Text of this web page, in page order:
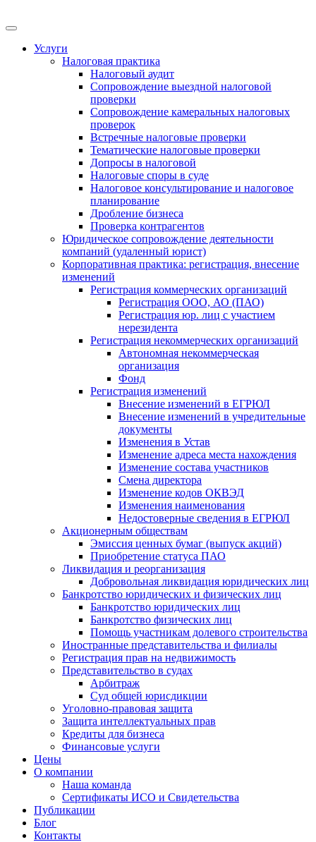
Меню
Услуги
Налоговая практика
Налоговый аудит
Сопровождение выездной налоговой
проверки
Сопровождение камеральных налоговых
проверок
Встречные налоговые проверки
Тематические налоговые проверки
Допросы в налоговой
Налоговые споры в суде
Налоговое консультирование и налоговое
планирование
Дробление бизнеса
Проверка контрагентов
Юридическое сопровождение деятельности
компаний (удаленный юрист)
Корпоративная практика: регистрация, внесение
изменений
Регистрация коммерческих организаций
Регистрация ООО, АО (ПАО)
Регистрация юр. лиц с участием
нерезидента
Регистрация некоммерческих организаций
Автономная некоммерческая
организация
Фонд
Регистрация изменений
Внесение изменений в ЕГРЮЛ
Внесение изменений в учредительные
документы
Изменения в Устав
Изменение адреса места нахождения
Изменение состава участников
Смена директора
Изменение кодов ОКВЭД
Изменения наименования
Недостоверные сведения в ЕГРЮЛ
Акционерным обществам
Эмиссия ценных бумаг (выпуск акций)
Приобретение статуса ПАО
Ликвидация и реорганизация
Добровольная ликвидация юридических лиц
Банкротство юридических и физических лиц
Банкротство юридических лиц
Банкротство физических лиц
Помощь участникам долевого строительства
Иностранные представительства и филиалы
Регистрация прав на недвижимость
Представительство в судах
Арбитраж
Суд общей юрисдикции
Уголовно-правовая защита
Защита интеллектуальных прав
Кредиты для бизнеса
Финансовые услуги
Цены
О компании
Наша команда
Сертификаты ИСО и Свидетельства
Публикации
Блог
Контакты